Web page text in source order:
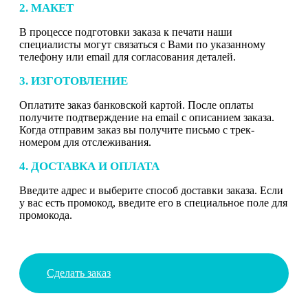
2. МАКЕТ
В процессе подготовки заказа к печати наши
специалисты могут связаться с Вами по указанному
телефону или email для согласования деталей.
3. ИЗГОТОВЛЕНИЕ
Оплатите заказ банковской картой. После оплаты
получите подтверждение на email с описанием заказа.
Когда отправим заказ вы получите письмо с трек-
номером для отслеживания.
4. ДОСТАВКА И ОПЛАТА
Введите адрес и выберите способ доставки заказа. Если
у вас есть промокод, введите его в специальное поле для
промокода.
Сделать заказ